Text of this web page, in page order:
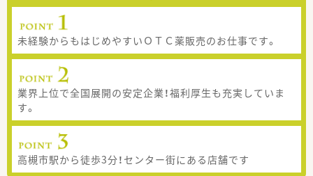
未経験からもはじめやすいＯＴＣ薬販売のお仕事です。
業界上位で全国展開の安定企業！福利厚生も充実していま
す。
高槻市駅から徒歩3分！センター街にある店舗です